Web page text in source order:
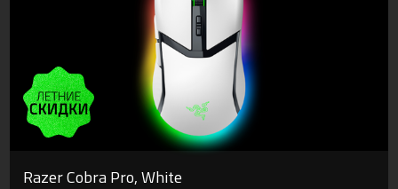
Razer Cobra Pro, White